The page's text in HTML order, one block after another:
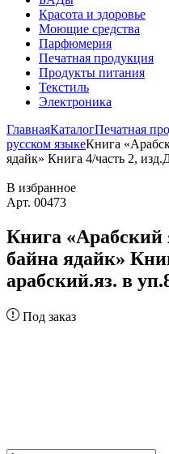
Красота и здоровье
Моющие средства
Парфюмерия
Печатная продукция
Продукты питания
Текстиль
Электроника
ГлавнаяКаталогПечатная
русском языкеКнига
ядайк» Книга 4/часть 2,
В избранное
Арт. 00473
Книга
байна ядайк»
арабский.яз. в
Под заказ